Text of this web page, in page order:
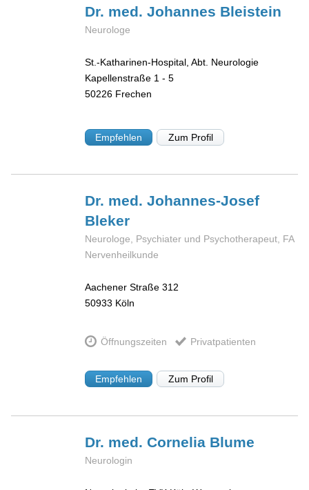
Dr. med. Johannes Bleistein
Neurologe
St.-Katharinen-Hospital, Abt. Neurologie
Kapellenstraße 1 - 5
50226 Frechen
Empfehlen Zum Profil
Dr. med. Johannes-Josef
Bleker
Neurologe, Psychiater und Psychotherapeut, FA
Nervenheilkunde
Aachener Straße 312
50933 Köln
Öffnungszeiten Privatpatienten
Empfehlen Zum Profil
Dr. med. Cornelia Blume
Neurologin